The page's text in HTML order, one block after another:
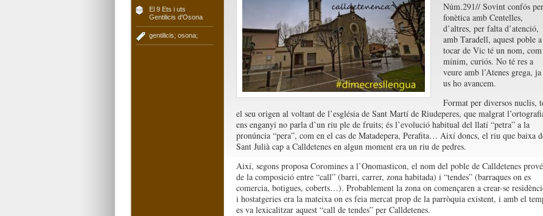
El 9 Ets i uts
Gentilicis d'Osona
gentilicis; osona;
Núm.291// Sovint confós per
fonètica amb Centelles,
d’altres, per falta d’atenció,
amb Taradell, aquest poble a
tocar de Vic té un nom, com
mínim, curiós. No té res a
veure amb l’Atenes grega, ja
us ho avancem.
Format per diversos nuclis,
el seu origen al voltant de l’església de Sant Martí de Riudeperes, que malgrat
ens enganyi no parla d’un riu ple de fruits; és l’evolució habitual del llatí “petra” a la
pronúncia “pera”, com en el cas de Matadepera, Perafita… Així doncs, el riu que baixa
Sant Julià cap a Calldetenes en algun moment era un riu de pedres.
Així, segons proposa Coromines a l’Onomasticon, el nom del poble de Calldetenes prové
de la composició entre “call” (barri, carrer, zona habitada) i “tendes” (barraques on es
comercia, botigues, coberts…). Probablement la zona on començaren a crear-se
i hostatgeries era la mateixa on es feia mercat prop de la parròquia existent, i amb el
es va lexicalitzar aquest “call de tendes” per Calldetenes.